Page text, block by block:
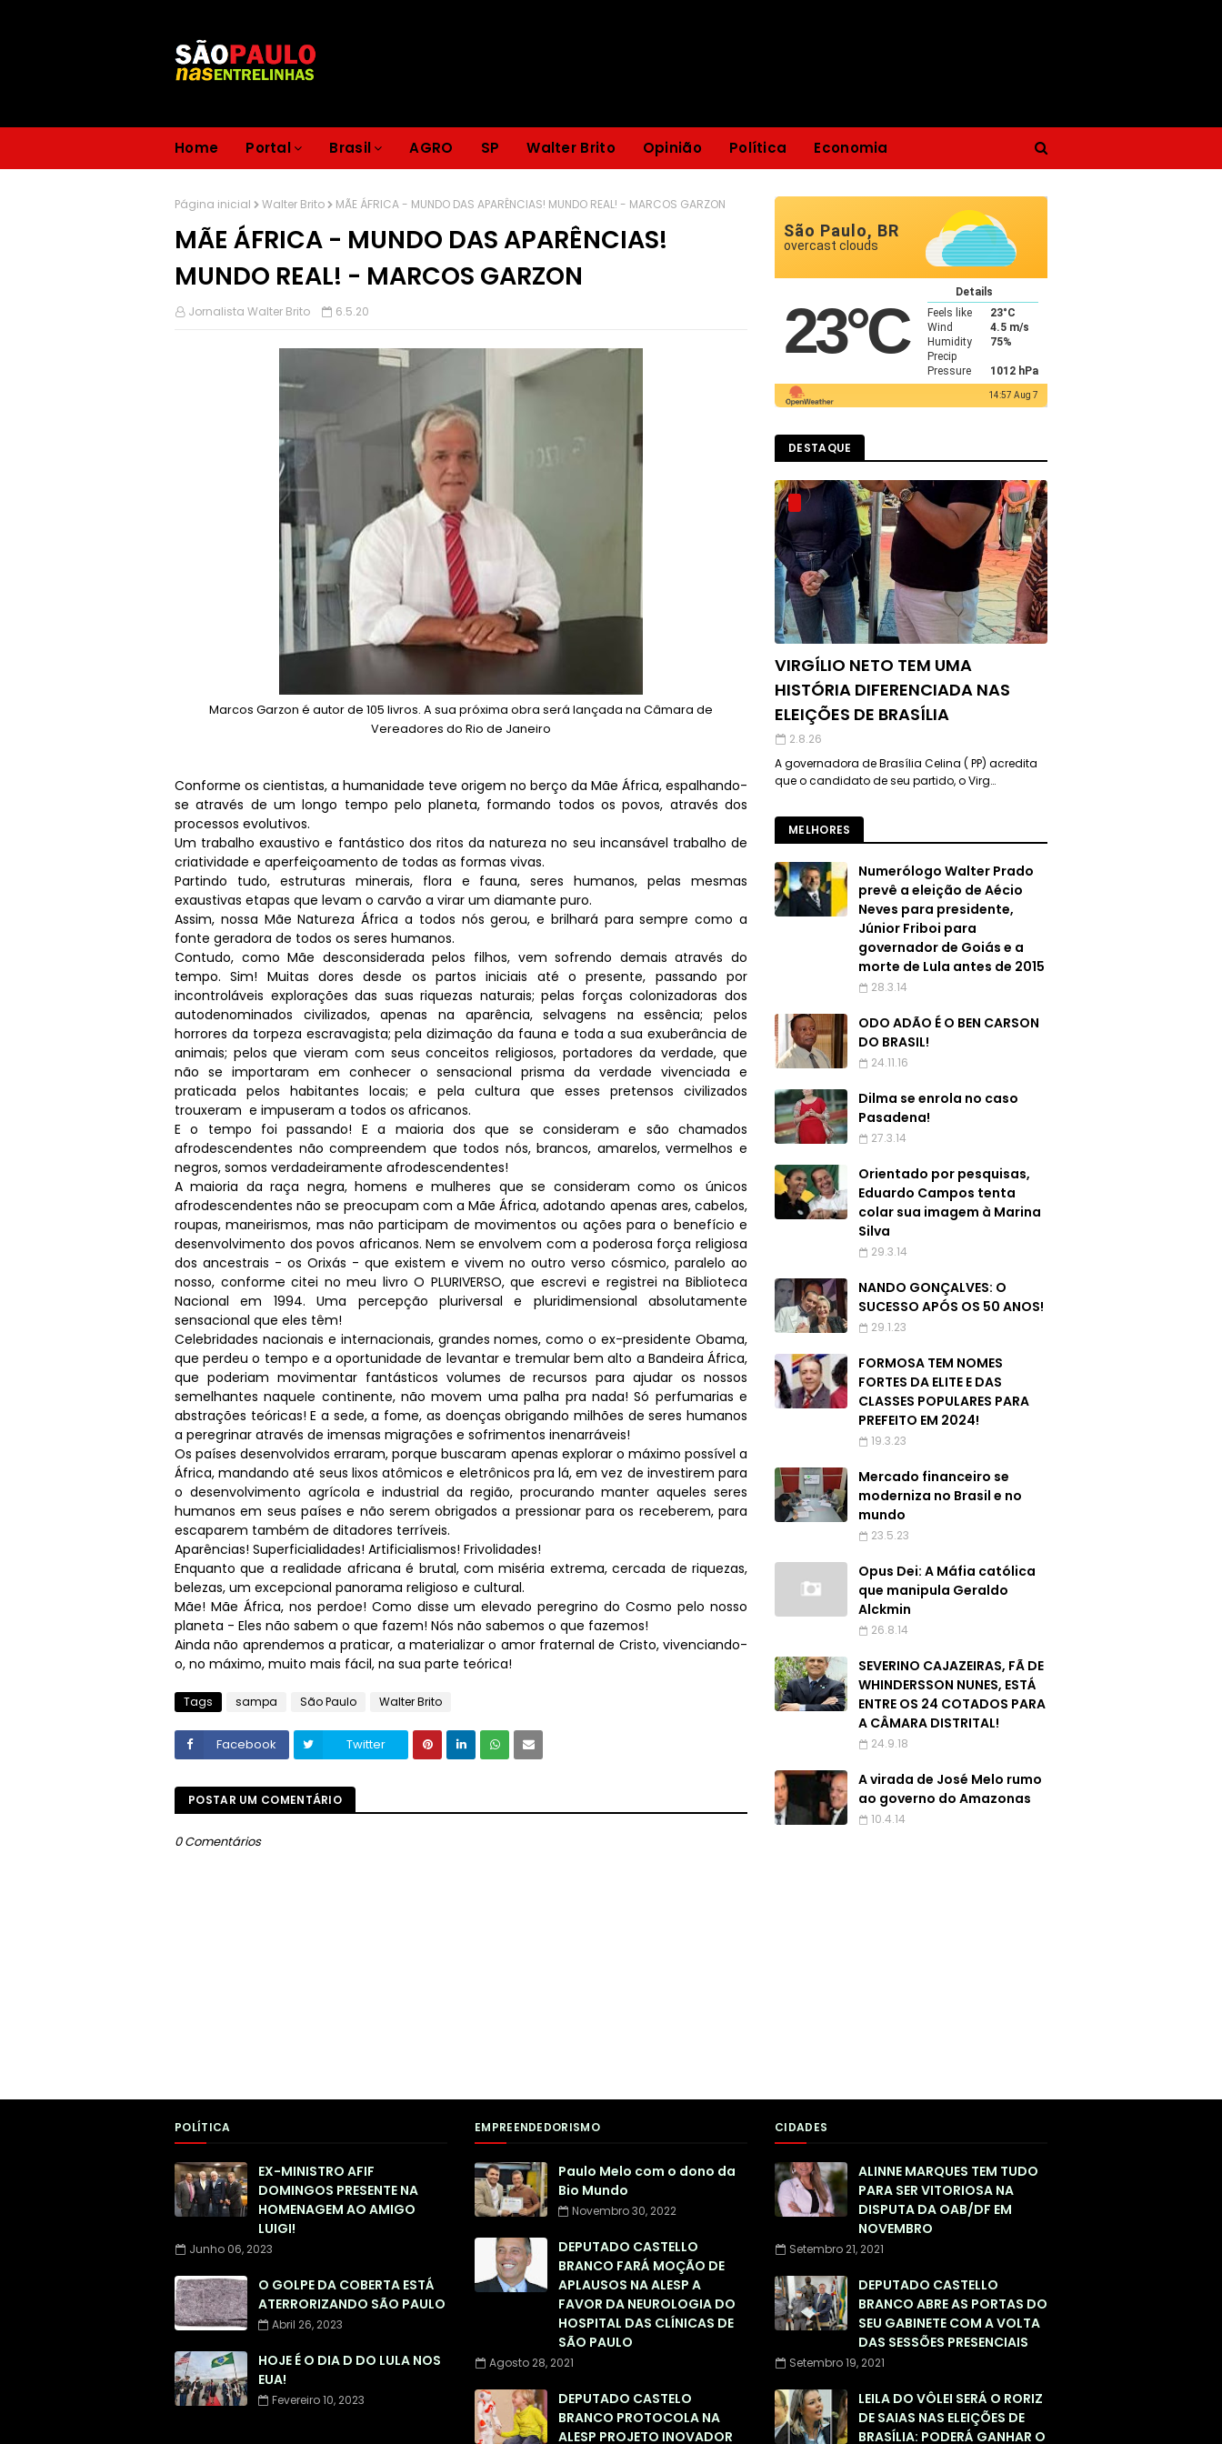
Home Portal Brasil AGRO SP Walter Brito Opinião Política Economia
Página inicial Walter Brito MÃE ÁFRICA - MUNDO DAS APARÊNCIAS! MUNDO REAL! - MARCOS GARZON
MÃE ÁFRICA - MUNDO DAS APARÊNCIAS!
MUNDO REAL! - MARCOS GARZON
Jornalista Walter Brito 6.5.20
Marcos Garzon é autor de 105 livros. A sua próxima obra será lançada na Câmara de
Vereadores do Rio de Janeiro
Conforme os cientistas, a humanidade teve origem no berço da Mãe África, espalhando-
se através de um longo tempo pelo planeta, formando todos os povos, através dos
processos evolutivos.
Um trabalho exaustivo e fantástico dos ritos da natureza no seu incansável trabalho de
criatividade e aperfeiçoamento de todas as formas vivas.
Partindo tudo, estruturas minerais, flora e fauna, seres humanos, pelas mesmas
exaustivas etapas que levam o carvão a virar um diamante puro.
Assim, nossa Mãe Natureza África a todos nós gerou, e brilhará para sempre como a
fonte geradora de todos os seres humanos.
Contudo, como Mãe desconsiderada pelos filhos, vem sofrendo demais através do
tempo. Sim! Muitas dores desde os partos iniciais até o presente, passando por
incontroláveis explorações das suas riquezas naturais; pelas forças colonizadoras dos
autodenominados civilizados, apenas na aparência, selvagens na essência; pelos
horrores da torpeza escravagista; pela dizimação da fauna e toda a sua exuberância de
animais; pelos que vieram com seus conceitos religiosos, portadores da verdade, que
não se importaram em conhecer o sensacional prisma da verdade vivenciada e
praticada pelos habitantes locais; e pela cultura que esses pretensos civilizados
trouxeram e impuseram a todos os africanos.
E o tempo foi passando! E a maioria dos que se consideram e são chamados
afrodescendentes não compreendem que todos nós, brancos, amarelos, vermelhos e
negros, somos verdadeiramente afrodescendentes!
A maioria da raça negra, homens e mulheres que se consideram como os únicos
afrodescendentes não se preocupam com a Mãe África, adotando apenas ares, cabelos,
roupas, maneirismos, mas não participam de movimentos ou ações para o benefício e
desenvolvimento dos povos africanos. Nem se envolvem com a poderosa força religiosa
dos ancestrais - os Orixás - que existem e vivem no outro verso cósmico, paralelo ao
nosso, conforme citei no meu livro O PLURIVERSO, que escrevi e registrei na Biblioteca
Nacional em 1994. Uma percepção pluriversal e pluridimensional absolutamente
sensacional que eles têm!
Celebridades nacionais e internacionais, grandes nomes, como o ex-presidente Obama,
que perdeu o tempo e a oportunidade de levantar e tremular bem alto a Bandeira África,
que poderiam movimentar fantásticos volumes de recursos para ajudar os nossos
semelhantes naquele continente, não movem uma palha pra nada! Só perfumarias e
abstrações teóricas! E a sede, a fome, as doenças obrigando milhões de seres humanos
a peregrinar através de imensas migrações e sofrimentos inenarráveis!
Os países desenvolvidos erraram, porque buscaram apenas explorar o máximo possível a
África, mandando até seus lixos atômicos e eletrônicos pra lá, em vez de investirem para
o desenvolvimento agrícola e industrial da região, procurando manter aqueles seres
humanos em seus países e não serem obrigados a pressionar para os receberem, para
escaparem também de ditadores terríveis.
Aparências! Superficialidades! Artificialismos! Frivolidades!
Enquanto que a realidade africana é brutal, com miséria extrema, cercada de riquezas,
belezas, um excepcional panorama religioso e cultural.
Mãe! Mãe África, nos perdoe! Como disse um elevado peregrino do Cosmo pelo nosso
planeta - Eles não sabem o que fazem! Nós não sabemos o que fazemos!
Ainda não aprendemos a praticar, a materializar o amor fraternal de Cristo, vivenciando-
o, no máximo, muito mais fácil, na sua parte teórica!
Tags sampa São Paulo Walter Brito
Facebook Twitter
POSTAR UM COMENTÁRIO
0 Comentários
São Paulo, BR
overcast clouds
23°C
Details
Feels like
23°C
Wind
4.5 m/s
Humidity
75%
Precip
Pressure
1012 hPa
14:57 Aug 7
DESTAQUE
VIRGÍLIO NETO TEM UMA
HISTÓRIA DIFERENCIADA NAS
ELEIÇÕES DE BRASÍLIA
2.8.26
A governadora de Brasília Celina ( PP) acredita
que o candidato de seu partido, o Virg…
MELHORES
Numerólogo Walter Prado
prevê a eleição de Aécio
Neves para presidente,
Júnior Friboi para
governador de Goiás e a
morte de Lula antes de 2015
28.3.14
ODO ADÃO É O BEN CARSON
DO BRASIL!
24.11.16
Dilma se enrola no caso
Pasadena!
27.3.14
Orientado por pesquisas,
Eduardo Campos tenta
colar sua imagem à Marina
Silva
29.3.14
NANDO GONÇALVES: O
SUCESSO APÓS OS 50 ANOS!
29.1.23
FORMOSA TEM NOMES
FORTES DA ELITE E DAS
CLASSES POPULARES PARA
PREFEITO EM 2024!
19.3.23
Mercado financeiro se
moderniza no Brasil e no
mundo
23.5.23
Opus Dei: A Máfia católica
que manipula Geraldo
Alckmin
26.8.14
SEVERINO CAJAZEIRAS, FÃ DE
WHINDERSSON NUNES, ESTÁ
ENTRE OS 24 COTADOS PARA
A CÂMARA DISTRITAL!
24.9.18
A virada de José Melo rumo
ao governo do Amazonas
10.4.14
POLÍTICA
EX-MINISTRO AFIF
DOMINGOS PRESENTE NA
HOMENAGEM AO AMIGO
LUIGI!
Junho 06, 2023
O GOLPE DA COBERTA ESTÁ
ATERRORIZANDO SÃO PAULO
Abril 26, 2023
HOJE É O DIA D DO LULA NOS
EUA!
Fevereiro 10, 2023
EMPREENDEDORISMO
Paulo Melo com o dono da
Bio Mundo
Novembro 30, 2022
DEPUTADO CASTELLO
BRANCO FARÁ MOÇÃO DE
APLAUSOS NA ALESP A
FAVOR DA NEUROLOGIA DO
HOSPITAL DAS CLÍNICAS DE
SÃO PAULO
Agosto 28, 2021
DEPUTADO CASTELO
BRANCO PROTOCOLA NA
ALESP PROJETO INOVADOR
CIDADES
ALINNE MARQUES TEM TUDO
PARA SER VITORIOSA NA
DISPUTA DA OAB/DF EM
NOVEMBRO
Setembro 21, 2021
DEPUTADO CASTELLO
BRANCO ABRE AS PORTAS DO
SEU GABINETE COM A VOLTA
DAS SESSÕES PRESENCIAIS
Setembro 19, 2021
LEILA DO VÔLEI SERÁ O RORIZ
DE SAIAS NAS ELEIÇÕES DE
BRASÍLIA: PODERÁ GANHAR O